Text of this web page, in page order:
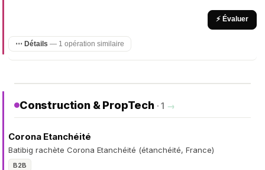
⚡ Évaluer
⋯ Détails — 1 opération similaire
Construction & PropTech · 1 →
Corona Etanchéité
Batibig rachète Corona Etanchéité (étanchéité, France)
B2B